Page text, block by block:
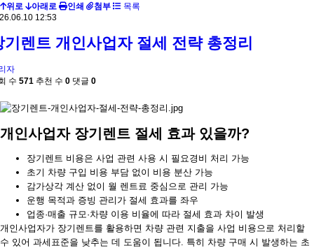
위로
아래로 인쇄 첨부
목록
12:53
기렌트 개인사업자 절세 전략 총정리
자
수 571 추천 수 0 댓글 0
개인사업자 장기렌트 절세 효과 있을까?
장기렌트 비용은 사업 관련 사용 시 필요경비 처리 가능
초기 차량 구입 비용 부담 없이 비용 분산 가능
감가상각 계산 없이 월 렌트료 중심으로 관리 가능
운행 목적과 증빙 관리가 절세 효과를 좌우
업종·매출 규모·차량 이용 비율에 따라 절세 효과 차이 발생
개인사업자가 장기렌트를 활용하면 차량 관련 지출을 사업 비용으로 처리할
수 있어 과세표준을 낮추는 데 도움이 됩니다. 특히 차량 구매 시 발생하는 초